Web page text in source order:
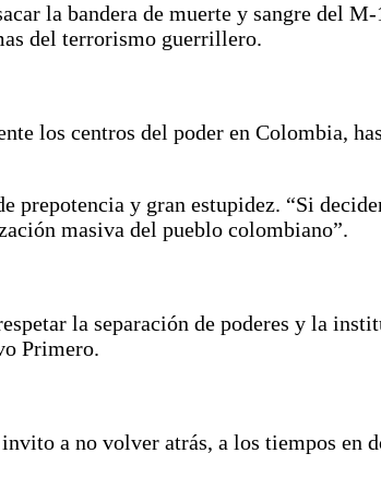
la bandera de muerte y sangre del
del terrorismo guerrillero.
los centros del poder en Colombia,
prepotencia y gran estupidez. “Si
masiva del pueblo colombiano”.
la separación de poderes y la
Primero.
a no volver atrás, a los tiempos en